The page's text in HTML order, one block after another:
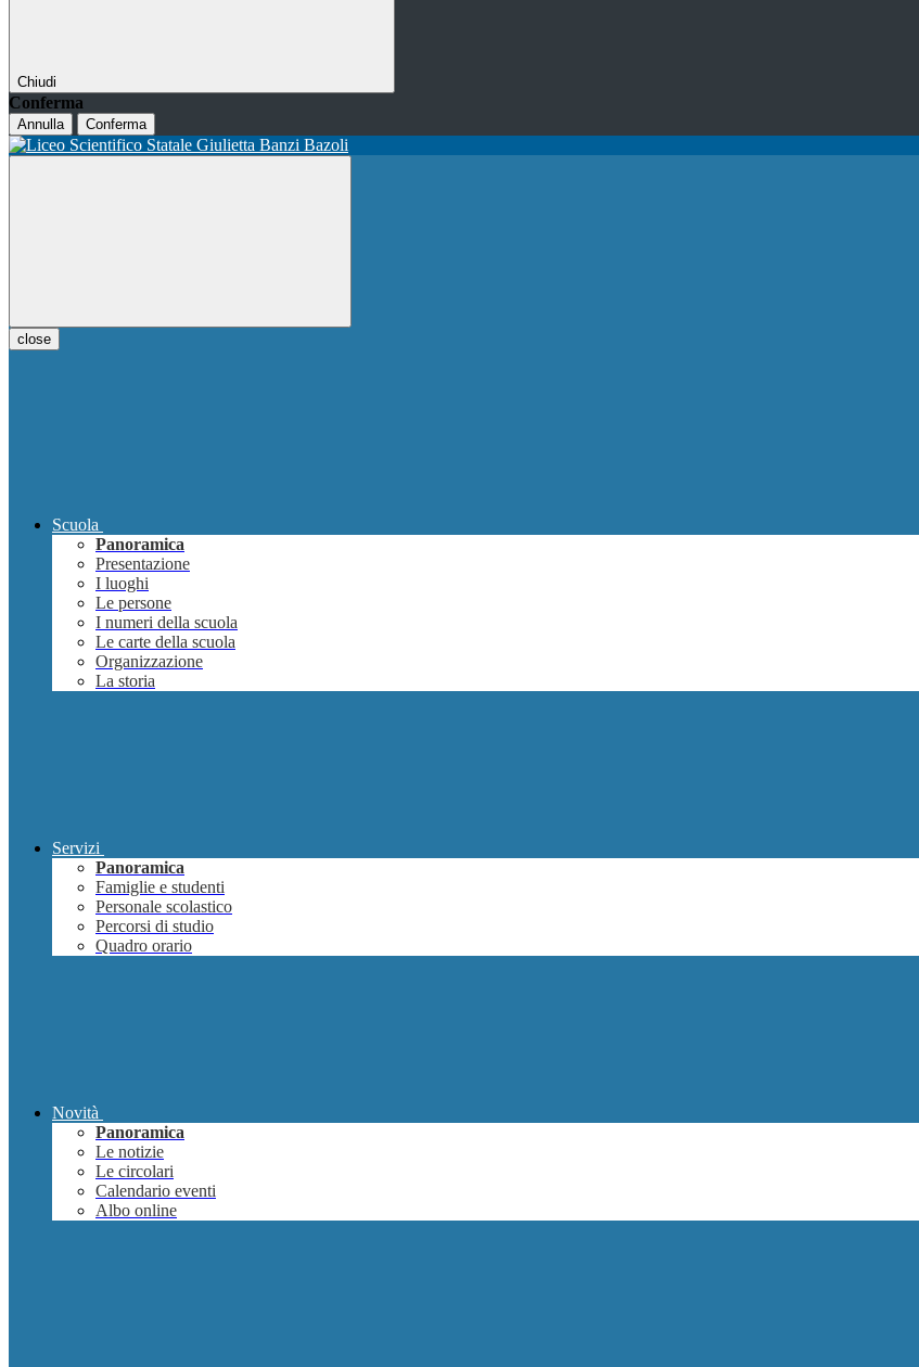
Chiudi
Conferma
Annulla Conferma
close
Scuola
Panoramica
Presentazione
I luoghi
Le persone
I numeri della scuola
Le carte della scuola
Organizzazione
La storia
Servizi
Panoramica
Famiglie e studenti
Personale scolastico
Percorsi di studio
Quadro orario
Novità
Panoramica
Le notizie
Le circolari
Calendario eventi
Albo online